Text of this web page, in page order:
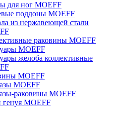
для ног MOEFF
поддоны MOEFF
из нержавеющей стали
раковины MOEFF
MOEFF
желоба коллективные
MOEFF
MOEFF
раковины MOEFF
MOEFF